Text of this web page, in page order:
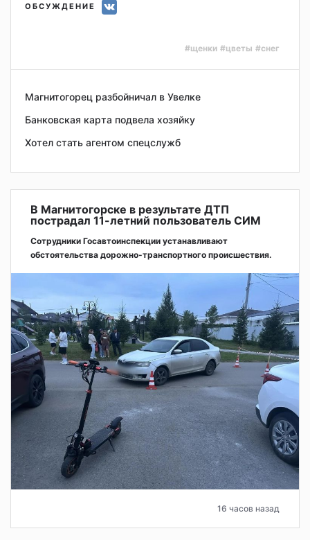
ОБСУЖДЕНИЕ
#щенки #цветы #снег
Магнитогорец разбойничал в Увелке
Банковская карта подвела хозяйку
Хотел стать агентом спецслужб
В Магнитогорске в результате ДТП
пострадал 11-летний пользователь СИМ
Сотрудники Госавтоинспекции устанавливают
обстоятельства дорожно-транспортного происшествия.
16 часов назад